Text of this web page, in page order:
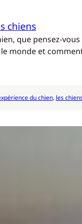
chiens
que pensez-
monde et
du chien, les